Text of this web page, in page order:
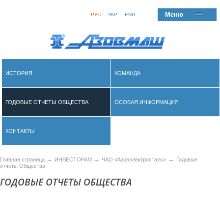
РУС УКР ENG Меню
ИСТОРИЯ КОМАНДА
ГОДОВЫЕ ОТЧЕТЫ ОБЩЕСТВА ОСОБАЯ ИНФОРМАЦИЯ
КОНТАКТЫ
Главная страница → ИНВЕСТОРАМ → ЧАО «Азовэлектросталь» →
Годовые
отчеты Общества
ГОДОВЫЕ ОТЧЕТЫ ОБЩЕСТВА